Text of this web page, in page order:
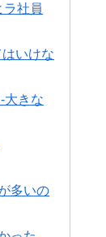
社員
いけな
大きな
多いの